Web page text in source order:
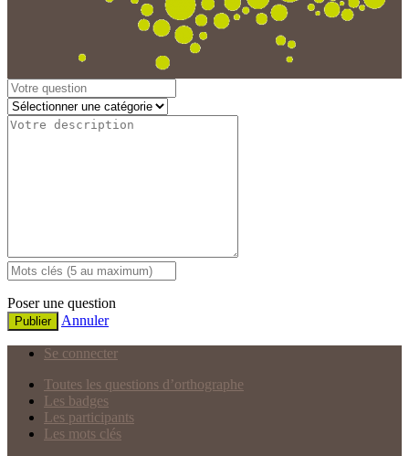
Poser une question
Publier Annuler
Se connecter
Toutes les questions d’orthographe
Les badges
Les participants
Les mots clés